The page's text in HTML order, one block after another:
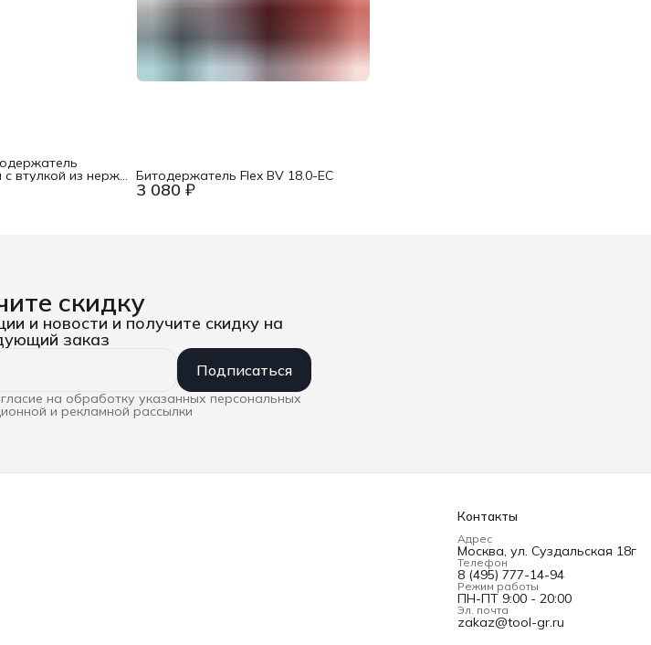
втулкой из нерж.,
и магнитом,
мм Wera WE-
3 080 ₽
Битодержатель Flex BV 18.0-EC
скидку
и новости и получите скидку на
заказ
Подписаться
на обработку указанных персональных
и рекламной рассылки
Контакты
Адрес
Москва, ул. Суздальская 18г
Телефон
8 (495) 777-14-94
Режим работы
ПН-ПТ 9:00 - 20:00
Эл. почта
zakaz@tool-gr.ru